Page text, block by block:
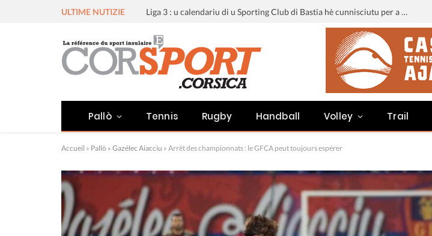
ULTIME NUTIZIE Liga 3 : u calendariu di u Sporting Club di Bastia hè cunnisciutu per a staghjoni 2026-2027
Pallò Tennis Rugby Handball Volley Trail
Accueil » Pallò » Gazélec Aiacciu » Arrêt des championnats : le GFCA peut toujours espérer